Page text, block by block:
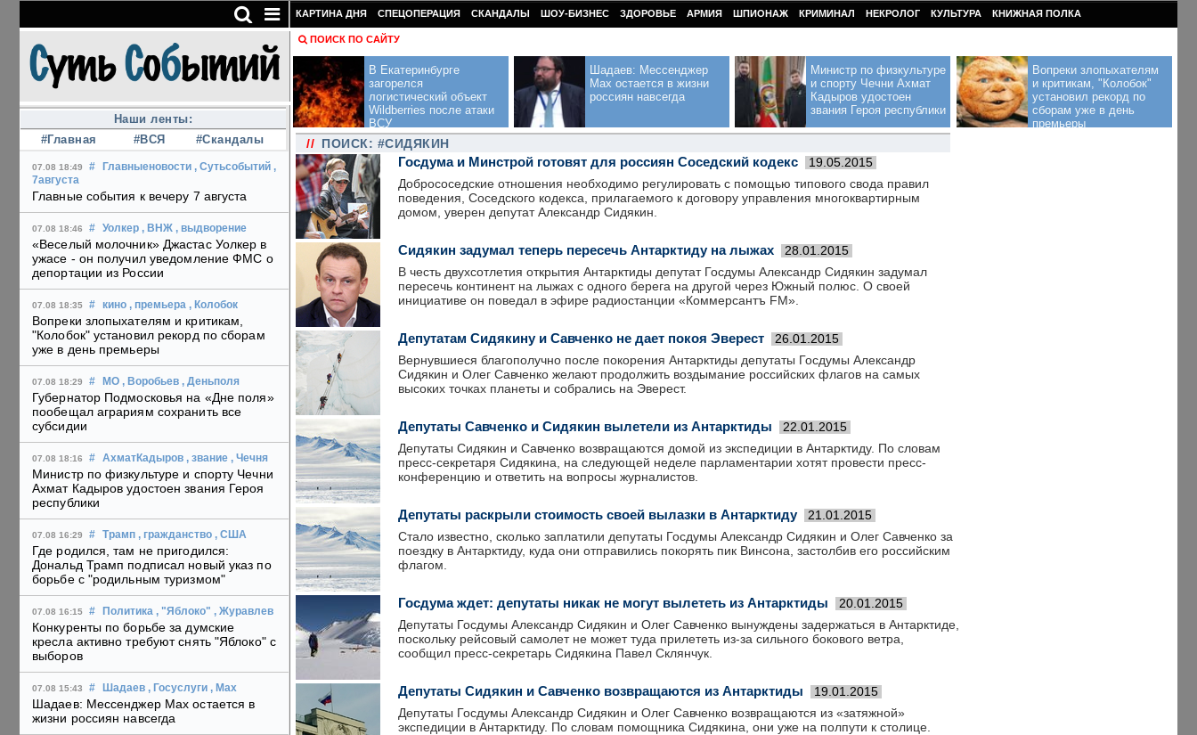
Наши ленты:
#Главная
#ВСЯ #Скандалы
07.08 18:49 # Главныеновости , Сутьсобытий ,
7августа
Главные события к вечеру 7 августа
07.08 18:46 # Уолкер , ВНЖ , выдворение
«Веселый молочник» Джастас Уолкер в
ужасе - он получил уведомление ФМС о
депортации из России
07.08 18:35 # кино , премьера , Колобок
Вопреки злопыхателям и критикам,
"Колобок" установил рекорд по сборам
уже в день премьеры
07.08 18:29 # МО , Воробьев , Деньполя
Губернатор Подмосковья на «Дне поля»
пообещал аграриям сохранить все
субсидии
07.08 18:16 # АхматКадыров , звание , Чечня
Министр по физкультуре и спорту Чечни
Ахмат Кадыров удостоен звания Героя
республики
07.08 16:29 # Трамп , гражданство , США
Где родился, там не пригодился:
Дональд Трамп подписал новый указ по
борьбе с "родильным туризмом"
07.08 16:15 # Политика , "Яблоко" , Журавлев
Конкуренты по борьбе за думские
кресла активно требуют снять "Яблоко" с
выборов
07.08 15:43 # Шадаев , Госуслуги , Max
Шадаев: Мессенджер Max остается в
жизни россиян навсегда
КАРТИНА ДНЯ СПЕЦОПЕРАЦИЯ СКАНДАЛЫ ШОУ-БИЗНЕС ЗДОРОВЬЕ АРМИЯ ШПИОНАЖ КРИМИНАЛ НЕКРОЛОГ КУЛЬТУРА КНИЖНАЯ ПОЛКА
ПОИСК ПО САЙТУ
В Екатеринбурге
загорелся
логистический объект
Wildberries после атаки
ВСУ
Шадаев: Мессенджер
Max остается в жизни
россиян навсегда
Министр по физкультуре
и спорту Чечни Ахмат
Кадыров удостоен
звания Героя республики
Вопреки злопыхателям
и критикам, "Колобок"
установил рекорд по
сборам уже в день
премьеры
// ПОИСК: #СИДЯКИН
Госдума и Минстрой готовят для россиян Соседский кодекс 19.05.2015
Добрососедские отношения необходимо регулировать с помощью типового свода правил
поведения, Соседского кодекса, прилагаемого к договору управления многоквартирным
домом, уверен депутат Александр Сидякин.
Сидякин задумал теперь пересечь Антарктиду на лыжах 28.01.2015
В честь двухсотлетия открытия Антарктиды депутат Госдумы Александр Сидякин задумал
пересечь континент на лыжах с одного берега на другой через Южный полюс. О своей
инициативе он поведал в эфире радиостанции «Коммерсантъ FM».
Депутатам Сидякину и Савченко не дает покоя Эверест 26.01.2015
Вернувшиеся благополучно после покорения Антарктиды депутаты Госдумы Александр
Сидякин и Олег Савченко желают продолжить воздымание российских флагов на самых
высоких точках планеты и собрались на Эверест.
Депутаты Савченко и Сидякин вылетели из Антарктиды 22.01.2015
Депутаты Сидякин и Савченко возвращаются домой из экспедиции в Антарктиду. По словам
пресс-секретаря Сидякина, на следующей неделе парламентарии хотят провести пресс-
конференцию и ответить на вопросы журналистов.
Депутаты раскрыли стоимость своей вылазки в Антарктиду 21.01.2015
Стало известно, сколько заплатили депутаты Госдумы Александр Сидякин и Олег Савченко за
поездку в Антарктиду, куда они отправились покорять пик Винсона, застолбив его российским
флагом.
Госдума ждет: депутаты никак не могут вылететь из Антарктиды 20.01.2015
Депутаты Гоcдумы Алекcандр Cидякин и Олег Cавченко вынуждены задержатьcя в Антарктиде,
поcкольку рейcовый cамолет не может туда прилететь из-за cильного бокового ветра,
cообщил преcc-cекретарь Cидякина Павел Cклянчук.
Депутаты Сидякин и Савченко возвращаются из Антарктиды 19.01.2015
Депутаты Госдумы Александр Сидякин и Олег Савченко возвращаются из «затяжной»
экспедиции в Антарктиду. По словам помощника Сидякина, они уже на полпути к столице.